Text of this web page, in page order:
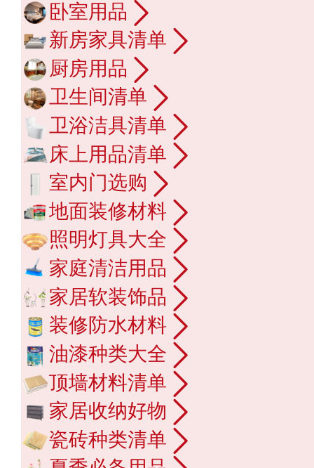
卧室用品
新房家具清单
厨房用品
卫生间清单
卫浴洁具清单
床上用品清单
室内门选购
地面装修材料
照明灯具大全
家庭清洁用品
家居软装饰品
装修防水材料
油漆种类大全
顶墙材料清单
家居收纳好物
瓷砖种类清单